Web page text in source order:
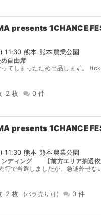
presents 1CHANCE
熊本 熊本農業公園
自由席
にて購入。 チケット発券後、1枚は親チケですのでQRコードのスクショをお送りい
2 枚 0 件
presents 1CHANCE
熊本 熊本農業公園
ンディング 【前方エリア抽選依
用事が入り、泣く泣くの出品です。 チケットが発券され次第、親チケットのQRコードを、スクリー
2 枚 0 件